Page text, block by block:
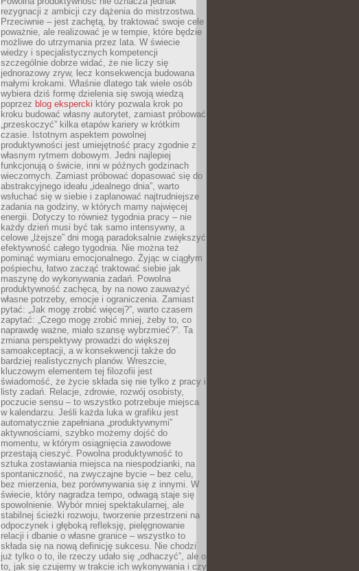
rezygnacji z ambicji czy dążenia do mistrzostwa.
Przeciwnie – jest zachętą, by traktować swoje cele
poważnie, ale realizować je w tempie, które będzie
możliwe do utrzymania przez lata. W świecie
wiedzy i specjalistycznych kompetencji
szczególnie dobrze widać, że nie liczy się
jednorazowy zryw, lecz konsekwencja budowana
małymi krokami. Właśnie dlatego tak wiele osób
wybiera dziś formę dzielenia się swoją wiedzą
poprzez blog ekspercki który pozwala krok po
kroku budować własny autorytet, zamiast próbować
„przeskoczyć” kilka etapów kariery w krótkim
czasie. Istotnym aspektem powolnej
produktywności jest umiejętność pracy zgodnie z
własnym rytmem dobowym. Jedni najlepiej
funkcjonują o świcie, inni w późnych godzinach
wieczornych. Zamiast próbować dopasować się do
abstrakcyjnego ideału „idealnego dnia”, warto
wsłuchać się w siebie i zaplanować najtrudniejsze
zadania na godziny, w których mamy najwięcej
energii. Dotyczy to również tygodnia pracy – nie
każdy dzień musi być tak samo intensywny, a
celowe „lżejsze” dni mogą paradoksalnie zwiększyć
efektywność całego tygodnia. Nie można też
pominąć wymiaru emocjonalnego. Żyjąc w ciągłym
pośpiechu, łatwo zacząć traktować siebie jak
maszynę do wykonywania zadań. Powolna
produktywność zachęca, by na nowo zauważyć
własne potrzeby, emocje i ograniczenia. Zamiast
pytać: „Jak mogę zrobić więcej?”, warto czasem
zapytać: „Czego mogę zrobić mniej, żeby to, co
naprawdę ważne, miało szansę wybrzmieć?”. Ta
zmiana perspektywy prowadzi do większej
samoakceptacji, a w konsekwencji także do
bardziej realistycznych planów. Wreszcie,
kluczowym elementem tej filozofii jest
świadomość, że życie składa się nie tylko z pracy i
listy zadań. Relacje, zdrowie, rozwój osobisty,
poczucie sensu – to wszystko potrzebuje miejsca
w kalendarzu. Jeśli każda luka w grafiku jest
automatycznie zapełniana „produktywnymi”
aktywnościami, szybko możemy dojść do
momentu, w którym osiągnięcia zawodowe
przestają cieszyć. Powolna produktywność to
sztuka zostawiania miejsca na niespodzianki, na
spontaniczność, na zwyczajne bycie – bez celu,
bez mierzenia, bez porównywania się z innymi. W
świecie, który nagradza tempo, odwagą staje się
spowolnienie. Wybór mniej spektakularnej, ale
stabilnej ścieżki rozwoju, tworzenie przestrzeni na
odpoczynek i głęboką refleksję, pielęgnowanie
relacji i dbanie o własne granice – wszystko to
składa się na nową definicję sukcesu. Nie chodzi
już tylko o to, ile rzeczy udało się „odhaczyć”, ale o
to, jak się czujemy w trakcie ich wykonywania i czy